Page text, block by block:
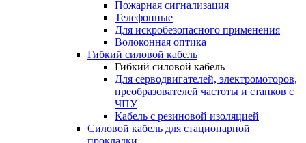
Пожарная сигнализация
Телефонные
Для искробезопасного применения
Волоконная оптика
Гибкий силовой кабель
Гибкий силовой кабель
Для серводвигателей, электромоторов,
преобразователей частоты и станков с
ЧПУ
Кабель с резиновой изоляцией
Силовой кабель для стационарной
прокладки